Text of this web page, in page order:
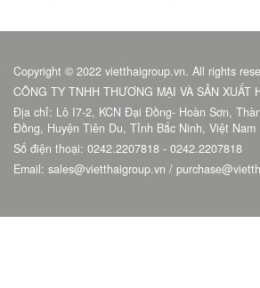
Copyright © 2022 vietthaigroup.vn. All rights
CÔNG TY TNHH THƯƠNG MẠI VÀ SẢN XUẤT
Địa chỉ: Lô I7-2, KCN Đại Đồng- Hoàn Sơn,
Đồng, Huyện Tiên Du, Tỉnh Bắc Ninh, Việt Nam
Số điện thoại: 0242.2207818 - 0242.2207818
Email: sales@vietthaigroup.vn /